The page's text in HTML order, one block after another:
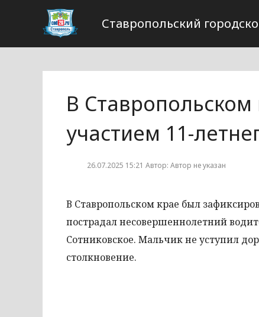
Ставропольский
В
участием 11-
26.07.2025 15:21 Автор: Автор не указан
В Ставропольском крае был
пострадал несовершеннолетний
Сотниковское. Мальчик не уступил
столкновение.